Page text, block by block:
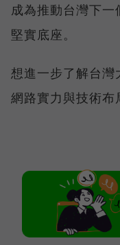
成為推動台灣下
堅實底座。
想進一步了解台
網路實力與技術布